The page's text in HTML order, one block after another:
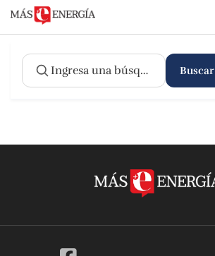
Buscar